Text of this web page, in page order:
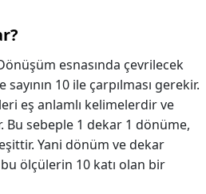
esnasında çevrilecek
10 ile çarpılması gerekir.
eş anlamlı kelimelerdir ve
Bu sebeple 1 dekar 1 dönüme,
Yani dönüm ve dekar
ölçülerin 10 katı olan bir